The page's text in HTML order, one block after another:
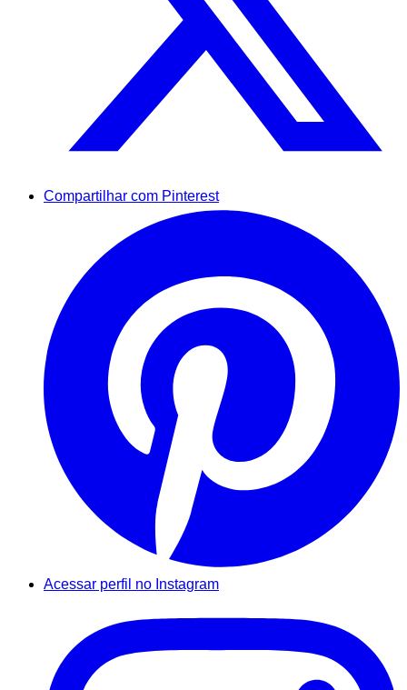
Compartilhar com Pinterest
Acessar perfil no Instagram